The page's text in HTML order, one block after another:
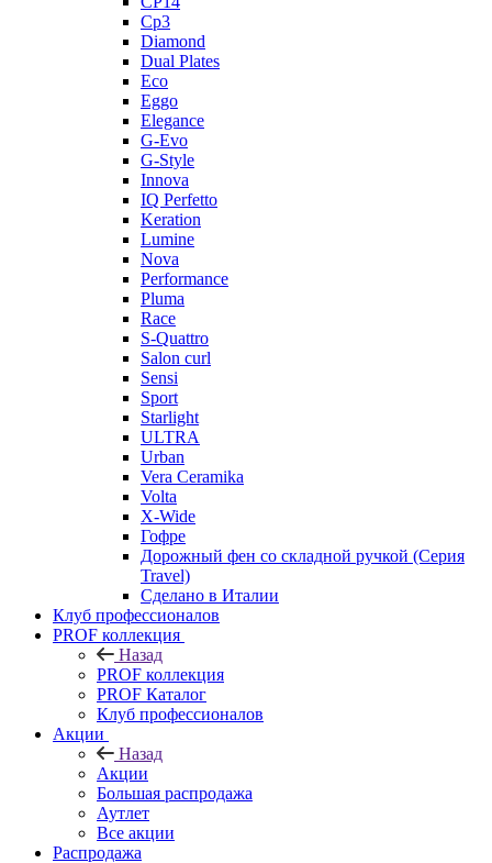
Cp3
Diamond
Dual Plates
Eco
Eggo
Elegance
G-Evo
G-Style
Innova
IQ Perfetto
Keration
Lumine
Nova
Performance
Pluma
Race
S-Quattro
Salon curl
Sensi
Sport
Starlight
ULTRA
Urban
Vera Ceramika
Volta
X-Wide
Гофре
Дорожный фен со складной ручкой (Серия
Travel)
Сделано в Италии
Клуб профессионалов
PROF коллекция
Назад
PROF коллекция
PROF Каталог
Клуб профессионалов
Акции
Назад
Акции
Большая распродажа
Аутлет
Все акции
Распродажа